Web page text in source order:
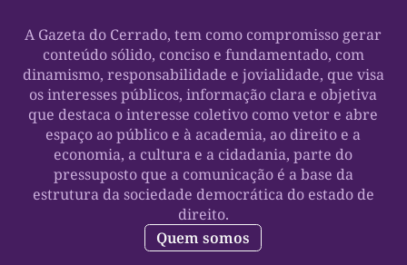
A Gazeta do Cerrado, tem como compromisso gerar
conteúdo sólido, conciso e fundamentado, com
dinamismo, responsabilidade e jovialidade, que visa
os interesses públicos, informação clara e objetiva
que destaca o interesse coletivo como vetor e abre
espaço ao público e à academia, ao direito e a
economia, a cultura e a cidadania, parte do
pressuposto que a comunicação é a base da
estrutura da sociedade democrática do estado de
direito.
Quem somos